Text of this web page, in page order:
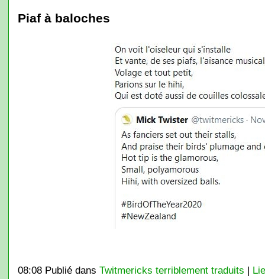
Piaf à baloches
08:08 Publié dans Twitmericks terriblement traduits |